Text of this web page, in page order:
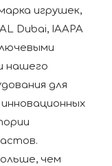
игрушек,
Dubai, IAAPA
нашего
для
чем